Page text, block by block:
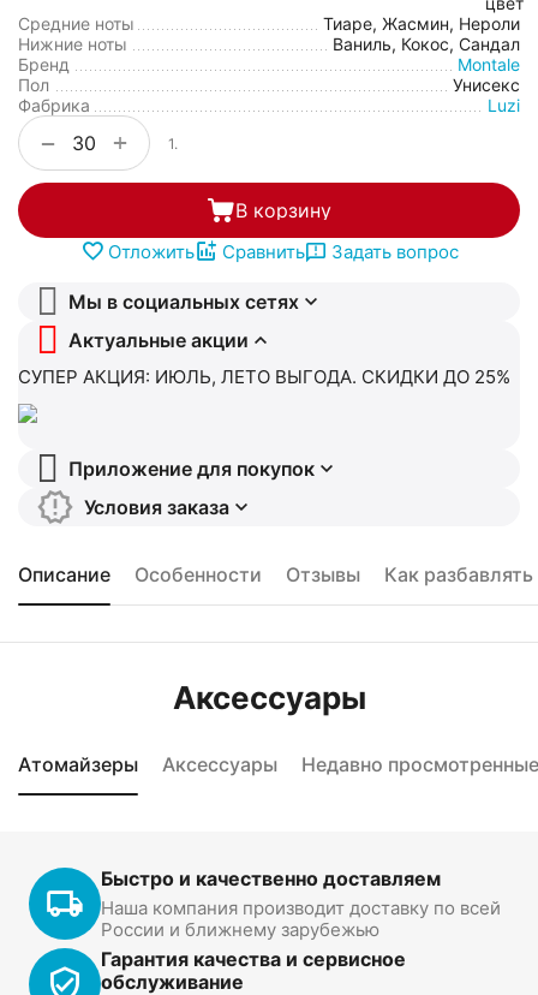
Средние ноты
Тиаре, Жасмин, Нероли
Нижние ноты
Ваниль, Кокос, Сандал
Бренд
Montale
Пол
Унисекс
Фабрика
Luzi
+
− 1.
В корзину
Отложить Сравнить Задать вопрос
Мы в социальных сетях
Актуальные акции
СУПЕР АКЦИЯ: ИЮЛЬ, ЛЕТО ВЫГОДА. СКИДКИ ДО 25%
Приложение для покупок
Условия заказа
Описание Особенности Отзывы Как
Аксессуары
Атомайзеры Аксессуары Недавно просмотренные
Быстро и качественно доставляем
Наша компания производит доставку по всей
России и ближнему зарубежью
Гарантия качества и сервисное
обслуживание